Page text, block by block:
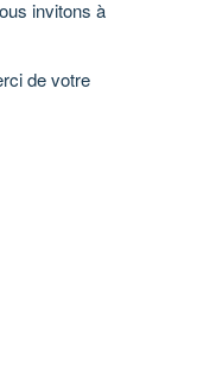
invitons à
de votre